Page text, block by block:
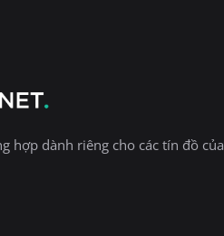
hợp dành riêng cho các tín đồ của